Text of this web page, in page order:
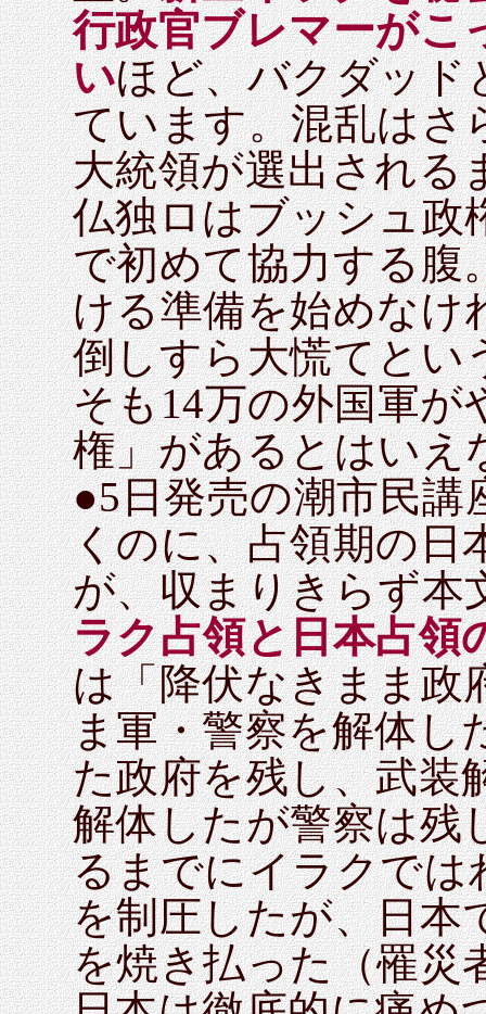
行政官ブレマーがこ
いほど、バクダッド
ています。混乱はさ
大統領が選出される
仏独ロはブッシュ政
で初めて協力する腹
ける準備を始めなけ
倒しすら大慌てとい
そも14万の外国軍が
権」があるとはいえ
●5日発売の潮市民講
くのに、占領期の日
が、収まりきらず本
ラク占領と日本占領
は「降伏なきまま政
ま軍・警察を解体し
た政府を残し、武装
解体したが警察は残
るまでにイラクでは
を制圧したが、日本
を焼き払った（罹災